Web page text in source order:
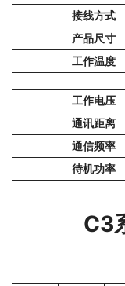
接线方式
产品尺寸
工作温度
工作电压
通讯距离
通信频率
待机功率
C3